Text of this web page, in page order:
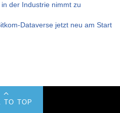
der Industrie nimmt zu
Dataverse jetzt neu am Start
TO TOP